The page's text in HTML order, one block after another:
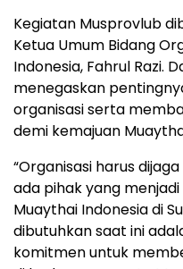
Kegiatan Musprovlub
Ketua Umum Bidang
Indonesia, Fahrul Razi.
menegaskan
organisasi serta
demi kemajuan
“Organisasi harus
ada pihak yang
Muaythai Indonesia di
dibutuhkan saat ini
komitmen untuk